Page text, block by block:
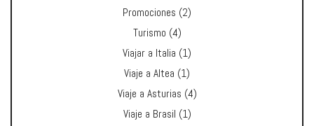
Promociones (2)
Turismo (4)
Viajar a Italia (1)
Viaje a Altea (1)
Viaje a Asturias (4)
Viaje a Brasil (1)